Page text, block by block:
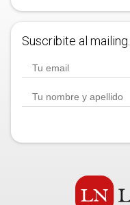
Suscribite al mailing.